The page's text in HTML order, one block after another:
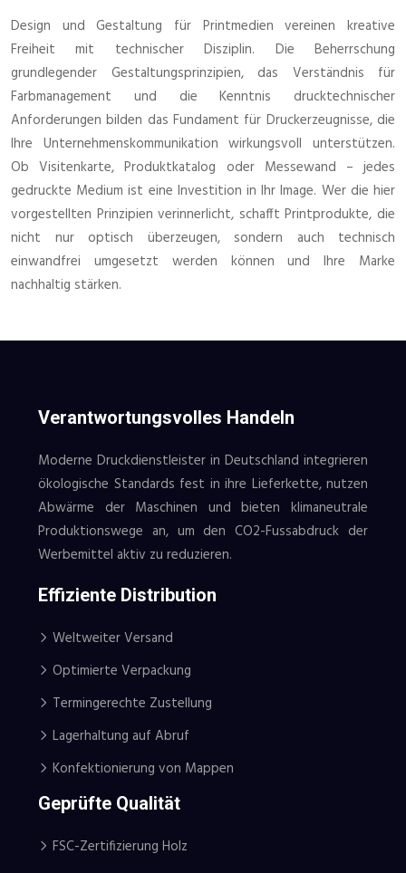
Design und Gestaltung für Printmedien vereinen kreative
Freiheit mit technischer Disziplin. Die Beherrschung
grundlegender Gestaltungsprinzipien, das Verständnis für
Farbmanagement und die Kenntnis drucktechnischer
Anforderungen bilden das Fundament für Druckerzeugnisse, die
Ihre Unternehmenskommunikation wirkungsvoll unterstützen.
Ob Visitenkarte, Produktkatalog oder Messewand – jedes
gedruckte Medium ist eine Investition in Ihr Image. Wer die hier
vorgestellten Prinzipien verinnerlicht, schafft Printprodukte, die
nicht nur optisch überzeugen, sondern auch technisch
einwandfrei umgesetzt werden können und Ihre Marke
nachhaltig stärken.
Verantwortungsvolles Handeln
Moderne Druckdienstleister in Deutschland integrieren
ökologische Standards fest in ihre Lieferkette, nutzen
Abwärme der Maschinen und bieten klimaneutrale
Produktionswege an, um den CO2-Fussabdruck der
Werbemittel aktiv zu reduzieren.
Effiziente Distribution
Weltweiter Versand
Optimierte Verpackung
Termingerechte Zustellung
Lagerhaltung auf Abruf
Konfektionierung von Mappen
Geprüfte Qualität
FSC-Zertifizierung Holz